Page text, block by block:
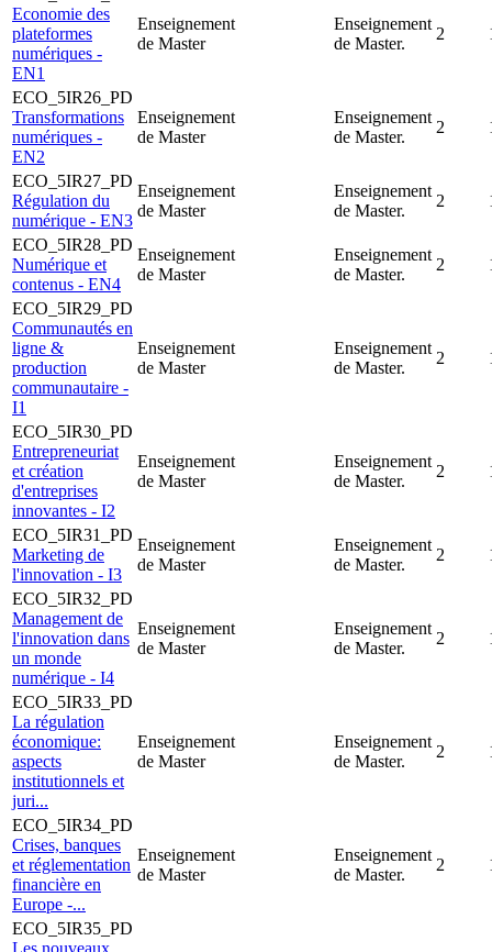
Economie des
plateformes
numériques -
EN1
Enseignement
de Master
Enseignement
de Master.
2
ECO_5IR26_PD
Transformations
numériques -
EN2
Enseignement
de Master
Enseignement
de Master.
2
ECO_5IR27_PD
Régulation du
numérique - EN3
Enseignement
de Master
Enseignement
de Master.
2
ECO_5IR28_PD
Numérique et
contenus - EN4
Enseignement
de Master
Enseignement
de Master.
2
ECO_5IR29_PD
Communautés en
ligne &
production
communautaire -
I1
Enseignement
de Master
Enseignement
de Master.
2
ECO_5IR30_PD
Entrepreneuriat
et création
d'entreprises
innovantes - I2
Enseignement
de Master
Enseignement
de Master.
2
ECO_5IR31_PD
Marketing de
l'innovation - I3
Enseignement
de Master
Enseignement
de Master.
2
ECO_5IR32_PD
Management de
l'innovation dans
un monde
numérique - I4
Enseignement
de Master
Enseignement
de Master.
2
ECO_5IR33_PD
La régulation
économique:
aspects
institutionnels et
juri...
Enseignement
de Master
Enseignement
de Master.
2
ECO_5IR34_PD
Crises, banques
et réglementation
financière en
Europe -...
Enseignement
de Master
Enseignement
de Master.
2
ECO_5IR35_PD
Les nouveaux